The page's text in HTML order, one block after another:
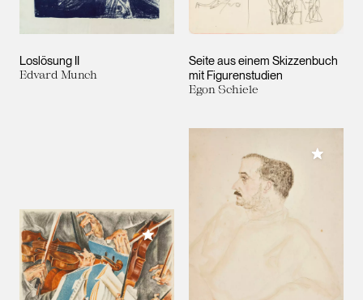
Loslösung II
Edvard Munch
Seite aus einem Skizzenbuch
mit Figurenstudien
Egon Schiele
Meiner Sammlung hinzufügen
Meiner